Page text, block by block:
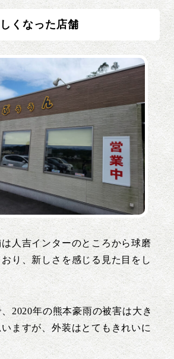
くなった店舗
人吉インターのところから球磨
り、新しさを感じる見た目をし
2020年の熊本豪雨の被害は大き
ますが、外装はとてもきれいに